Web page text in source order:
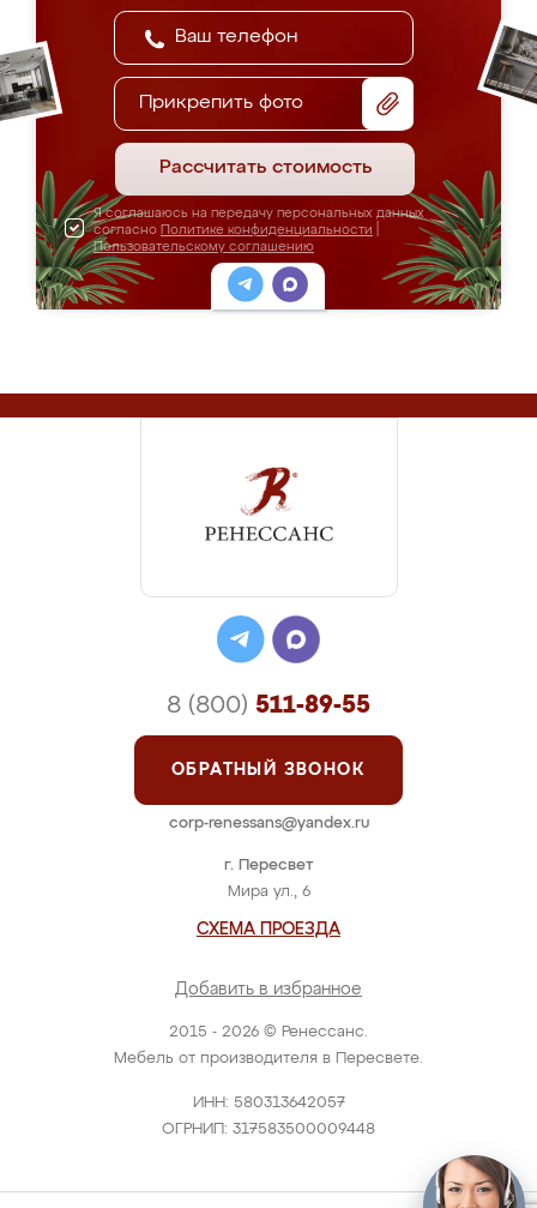
Прикрепить фото
Рассчитать стоимость
Я соглашаюсь на передачу персональных данных
согласно Политике конфиденциальности
Пользовательскому соглашению
2015 - 2026 © Ренессанс.
Мебель от производителя в Пересвете.
ИНН: 580313642057
ОГРНИП: 317583500009448
г. Пересвет
Мира ул., 6
СХЕМА ПРОЕЗДА
Добавить в избранное
8 (800) 511-89-55
ОБРАТНЫЙ ЗВОНОК
corp-renessans@yandex.ru